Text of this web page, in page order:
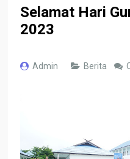
Selamat Hari
2023
Admin Berita